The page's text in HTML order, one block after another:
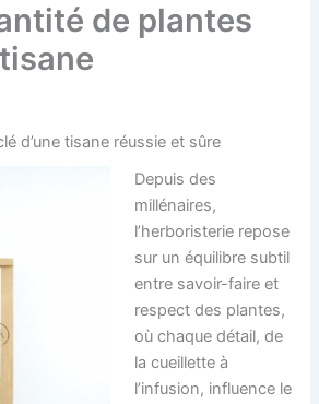
de plantes
d’une tisane réussie et sûre
Depuis des
millénaires,
l’herboristerie repose
sur un équilibre subtil
entre savoir-faire et
respect des plantes,
où chaque détail, de
la cueillette à
l’infusion, influence le